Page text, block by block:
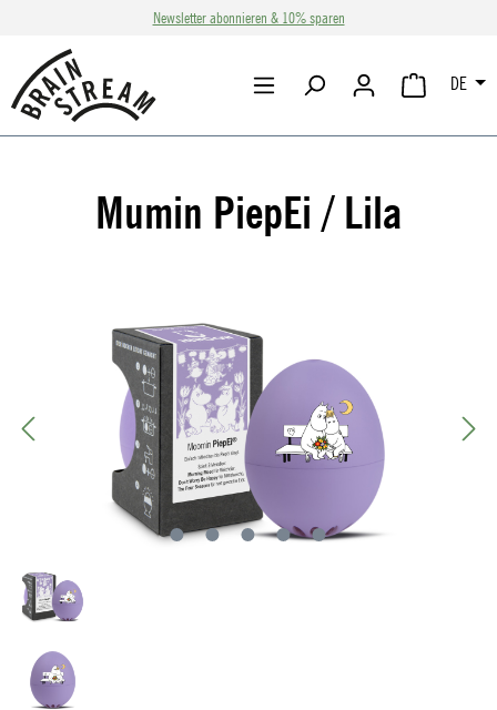
Zum Hauptinhalt springenNewsletter abonnieren & 10% sparen
DE
Mumin PiepEi / Lila
Bildergalerie überspringen